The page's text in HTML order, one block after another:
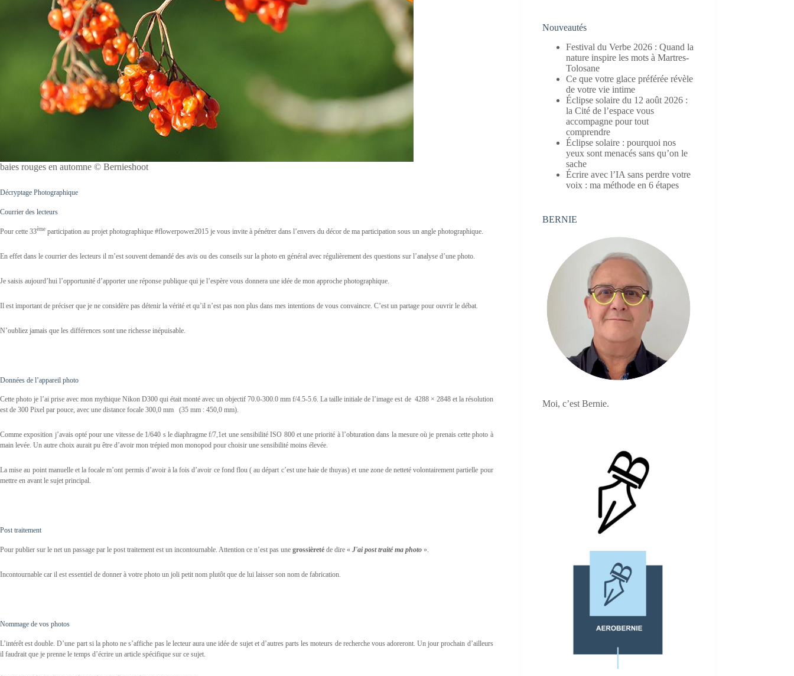
baies rouges en automne © Bernieshoot
Décryptage Photographique
Courrier des lecteurs
Pour cette 33ème participation au projet photographique #flowerpower2015 je vous invite à pénétrer dans l’envers du décor de ma participation sous un angle photographique.
En effet dans le courrier des lecteurs il m’est souvent demandé des avis ou des conseils sur la photo en général avec régulièrement des questions sur l’analyse d’une photo.
Je saisis aujourd’hui l’opportunité d’apporter une réponse publique qui je l’espère vous donnera une idée de mon approche photographique.
Il est important de préciser que je ne considère pas détenir la vérité et qu’il n’est pas non plus dans mes intentions de vous convaincre. C’est un partage pour ouvrir le débat.
N’oubliez jamais que les différences sont une richesse inépuisable.
Données de l’appareil photo
Cette photo je l’ai prise avec mon mythique Nikon D300 qui était monté avec un objectif 70.0-300.0 mm f/4.5-5.6. La taille initiale de l’image est de 4288 × 2848 et la résolution
est de 300 Pixel par pouce, avec une distance focale 300,0 mm (35 mm : 450,0 mm).
Comme exposition j’avais opté pour une vitesse de 1/640 s le diaphragme f/7,1et une sensibilité ISO 800 et une priorité à l’obturation dans la mesure où je prenais cette photo à
main levée. Un autre choix aurait pu être d’avoir mon trépied mon monopod pour choisir une sensibilité moins élevée.
La mise au point manuelle et la focale m’ont permis d’avoir à la fois d’avoir ce fond flou ( au départ c’est une haie de thuyas) et une zone de netteté volontairement partielle pour
mettre en avant le sujet principal.
Post traitement
Pour publier sur le net un passage par le post traitement est un incontournable. Attention ce n’est pas une grossièreté de dire « J'ai post traité ma photo ».
Incontournable car il est essentiel de donner à votre photo un joli petit nom plutôt que de lui laisser son nom de fabrication.
Nommage de vos photos
L’intérêt est double. D’une part si la photo ne s’affiche pas le lecteur aura une idée de sujet et d’autres parts les moteurs de recherche vous adoreront. Un jour prochain d’ailleurs
il faudrait que je prenne le temps d’écrire un article spécifique sur ce sujet.
Nouveautés
Festival du Verbe 2026 : Quand la
nature inspire les mots à Martres-
Tolosane
Ce que votre glace préférée révèle
de votre vie intime
Éclipse solaire du 12 août 2026 :
la Cité de l’espace vous
accompagne pour tout
comprendre
Éclipse solaire : pourquoi nos
yeux sont menacés sans qu’on le
sache
Écrire avec l’IA sans perdre votre
voix : ma méthode en 6 étapes
BERNIE
Moi, c’est Bernie.